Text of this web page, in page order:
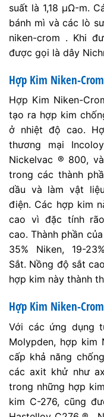
suất là 1,18 μΩ-m.
bánh mì và các lò
niken-crom . Khi
được gọi là dây
Hợp Kim Niken-
Hợp Kim Niken-
tạo ra hợp kim
ở nhiệt độ cao.
thương mại
Nickelvac ® 800,
trong các thành
dầu và làm vật
điện. Các hợp kim
cao vì đặc tính
cao. Thành phần
35% Niken, 19-
Sắt. Nồng độ sắt
hợp kim này thành
Hợp Kim Niken-
Với các ứng dụng
Molypden, hợp kim
cấp khả năng
các axit khử như
trong những hợp
kim C-276, cũng